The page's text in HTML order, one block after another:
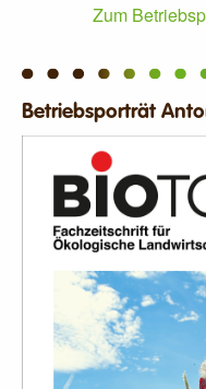
Zum
Betriebsporträt